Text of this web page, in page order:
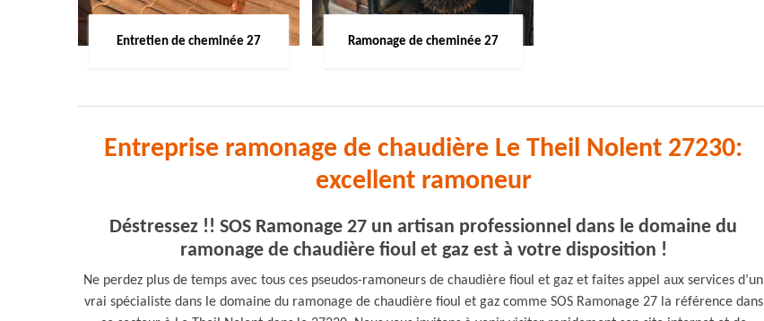
Entretien de cheminée 27 Ramonage de cheminée 27
Entreprise ramonage de chaudière Le Theil Nolent 27230:
excellent ramoneur
Déstressez !! SOS Ramonage 27 un artisan professionnel dans le domaine du
ramonage de chaudière fioul et gaz est à votre disposition !
Ne perdez plus de temps avec tous ces pseudos-ramoneurs de chaudière fioul et gaz et faites appel aux services d’un
vrai spécialiste dans le domaine du ramonage de chaudière fioul et gaz comme SOS Ramonage 27 la référence dans